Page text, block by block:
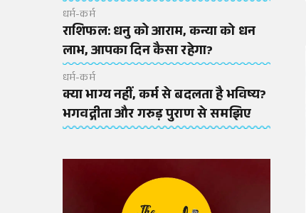
धर्म-कर्म
राशिफल: धनु को आराम, कन्या को धन
लाभ, आपका दिन कैसा रहेगा?
धर्म-कर्म
क्या भाग्य नहीं, कर्म से बदलता है भविष्य?
भगवद्गीता और गरुड़ पुराण से समझिए